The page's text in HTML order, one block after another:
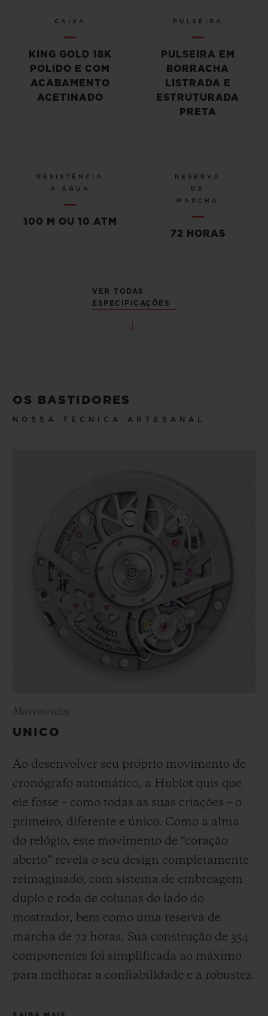
CAIXA
KING GOLD 18K
POLIDO E COM
ACABAMENTO
ACETINADO
PULSEIRA
PULSEIRA EM
BORRACHA
LISTRADA E
ESTRUTURADA
PRETA
RESISTÊNCIA
À ÁGUA
100 M OU 10 ATM
RESERVA
DE
MARCHA
72 HORAS
VER TODAS
ESPECIFICAÇÕES
OS BASTIDORES
NOSSA TÉCNICA ARTESANAL
Movimentos
UNICO
Ao desenvolver seu próprio movimento de
cronógrafo automático, a Hublot quis que
ele fosse – como todas as suas criações – o
primeiro, diferente e único. Como a alma
do relógio, este movimento de “coração
aberto” revela o seu design completamente
reimaginado, com sistema de embreagem
duplo e roda de colunas do lado do
mostrador, bem como uma reserva de
marcha de 72 horas. Sua construção de 354
componentes foi simplificada ao máximo
para melhorar a confiabilidade e a robustez.